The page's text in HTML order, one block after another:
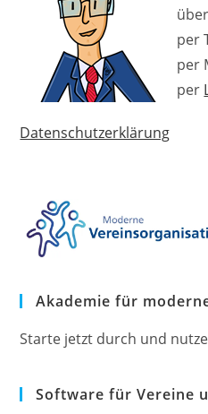
per
per
per
Datenschutzerklärung
Akademie für
Starte jetzt durch und
Software für Vereine